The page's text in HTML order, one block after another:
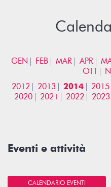
GEN FEB MAR APR
OTT
2012
2013 2014 2015
2020
2021 2022 2023
Eventi e attività
CALENDARIO EVENTI